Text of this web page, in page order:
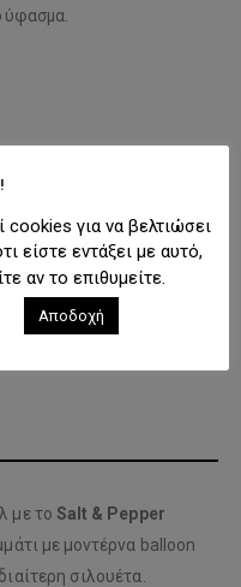
ύφασμα.
ΚΑΛΆΘΙ
ΛΊΣΤΑ ΕΠΙΘΥΜΙΏΝ
με το Salt & Pepper
με μοντέρνα balloon
σιλουέτα.
για να βελτιώσει
είστε εντάξει με αυτό,
αν το επιθυμείτε.
Αποδοχή